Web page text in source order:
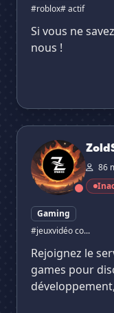
#roblox# actif
Si vous ne
nous !
ZoldStudio Game
86
Gaming
#jeuxvidéo co...
Rejoignez le
games pour